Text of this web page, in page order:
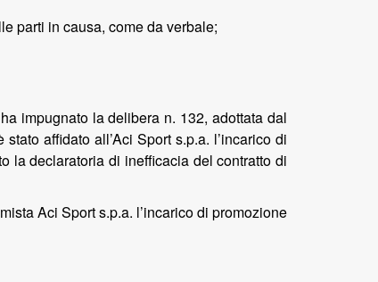
parti in causa, come da verbale;
impugnato la delibera n. 132, adottata dal
affidato all’Aci Sport s.p.a. l’incarico di
la declaratoria di inefficacia del contratto di
Aci Sport s.p.a. l’incarico di promozione